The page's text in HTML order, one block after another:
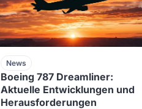
News
Boeing 787 Dreamliner:
Aktuelle Entwicklungen und
Herausforderungen